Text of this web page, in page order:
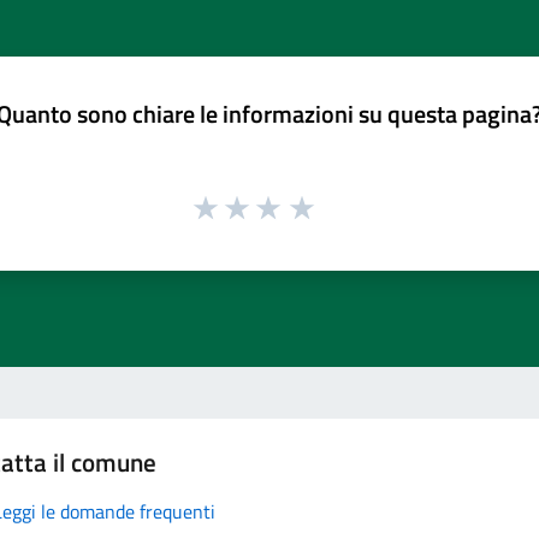
sono chiare le informazioni su questa
il comune
le domande frequenti